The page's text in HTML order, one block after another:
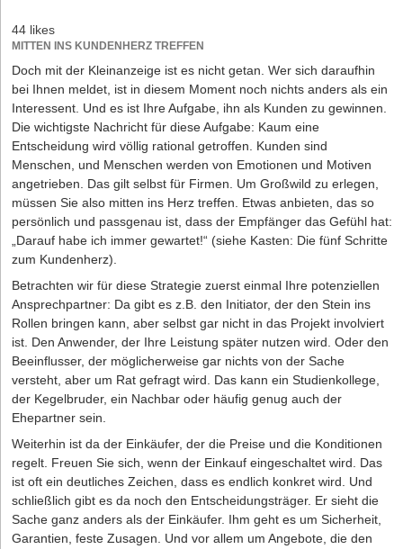
44 likes
MITTEN INS KUNDENHERZ TREFFEN
Doch mit der Kleinanzeige ist es nicht getan. Wer sich daraufhin
bei Ihnen meldet, ist in diesem Moment noch nichts anders als ein
Interessent. Und es ist Ihre Aufgabe, ihn als Kunden zu gewinnen.
Die wichtigste Nachricht für diese Aufgabe: Kaum eine
Entscheidung wird völlig rational getroffen. Kunden sind
Menschen, und Menschen werden von Emotionen und Motiven
angetrieben. Das gilt selbst für Firmen. Um Großwild zu erlegen,
müssen Sie also mitten ins Herz treffen. Etwas anbieten, das so
persönlich und passgenau ist, dass der Empfänger das Gefühl hat:
„Darauf habe ich immer gewartet!“ (siehe Kasten: Die fünf Schritte
zum Kundenherz).
Betrachten wir für diese Strategie zuerst einmal Ihre potenziellen
Ansprechpartner: Da gibt es z.B. den Initiator, der den Stein ins
Rollen bringen kann, aber selbst gar nicht in das Projekt involviert
ist. Den Anwender, der Ihre Leistung später nutzen wird. Oder den
Beeinflusser, der möglicherweise gar nichts von der Sache
versteht, aber um Rat gefragt wird. Das kann ein Studienkollege,
der Kegelbruder, ein Nachbar oder häufig genug auch der
Ehepartner sein.
Weiterhin ist da der Einkäufer, der die Preise und die Konditionen
regelt. Freuen Sie sich, wenn der Einkauf eingeschaltet wird. Das
ist oft ein deutliches Zeichen, dass es endlich konkret wird. Und
schließlich gibt es da noch den Entscheidungsträger. Er sieht die
Sache ganz anders als der Einkäufer. Ihm geht es um Sicherheit,
Garantien, feste Zusagen. Und vor allem um Angebote, die den